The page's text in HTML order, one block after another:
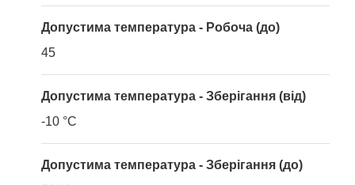
Допустима температура - Робоча (до)
45
Допустима температура - Зберігання (від)
-10 °C
Допустима температура - Зберігання (до)